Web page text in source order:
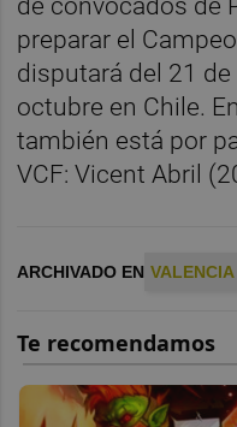
preparar el
disputará del 21
octubre en Chile.
también está por
VCF: Vicent Abril
ARCHIVADO EN VALENCIA